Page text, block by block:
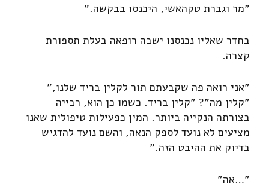
"מר וגברת טקהאשי, היכנסו בבקשה."
בחדר שאליו נכנסנו ישבה רופאה בעלת תספורת
קצרה.
"אני רואה פה שקבעתם תור לקלין בריד שלנו,"
"קלין מה"? "קלין בריד. כשמו כן הוא, רבייה
בצורתה הנקייה ביותר. המין כפעילות טיפולית שאנו
מציעים לא נועד לספק הנאה, והשם נועד להדגיש
בדיוק את ההיבט הזה."
"…אה"